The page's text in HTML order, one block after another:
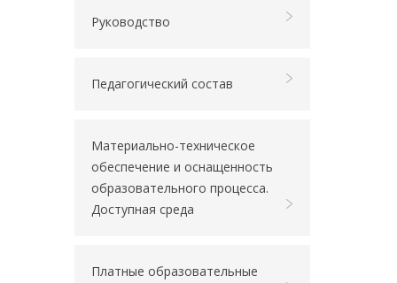
Руководство
Педагогический состав
Материально-техническое
обеспечение и оснащенность
образовательного процесса.
Доступная среда
Платные образовательные